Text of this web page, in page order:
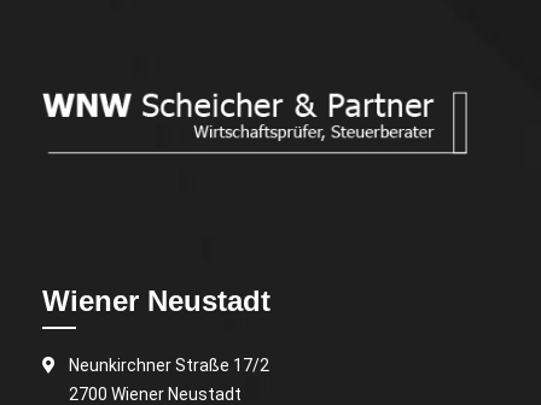
Wiener Neustadt
Neunkirchner Straße 17/2
2700 Wiener Neustadt